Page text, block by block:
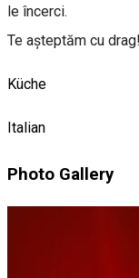
le încerci.
Te așteptăm cu drag!
Küche
Italian
Photo Gallery